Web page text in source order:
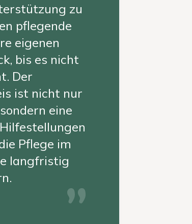
zu
pflegende
eigenen
bis es nicht
Der
ist nicht nur
eine
Pflege im
langfristig